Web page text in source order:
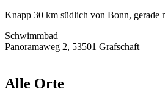
Knapp 30 km südlich von Bonn, gerade
Schwimmbad
Panoramaweg 2, 53501 Grafschaft
Alle Orte